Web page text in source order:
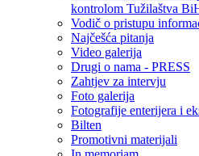
kontrolom Tužilaštva
Vodič o pristupu
Najčešća pitanja
Video galerija
Drugi o nama - PRESS
Zahtjev za intervju
Foto galerija
Fotografije enterijera i
Bilten
Promotivni materijali